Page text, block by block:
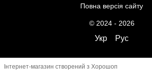
Повна версія сайту
© 2024 - 2026
Укр Рус
Інтернет-магазин створений з Хорошоп